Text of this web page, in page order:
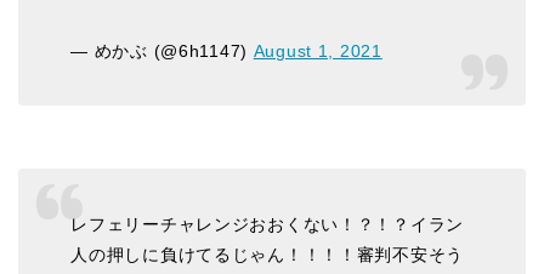
— めかぶ (@6h1147) August 1, 2021
レフェリーチャレンジおおくない！？！？イラン
人の押しに負けてるじゃん！！！！審判不安そう